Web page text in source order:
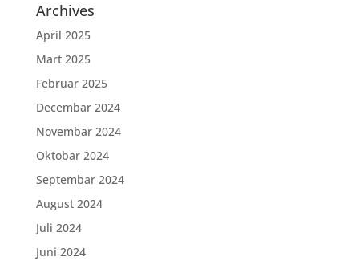
Archives
April 2025
Mart 2025
Februar 2025
Decembar 2024
Novembar 2024
Oktobar 2024
Septembar 2024
August 2024
Juli 2024
Juni 2024